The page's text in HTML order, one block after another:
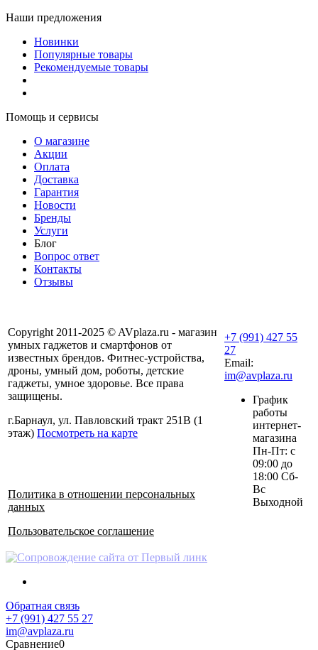
Наши предложения
Новинки
Популярные товары
Рекомендуемые товары
Помощь и сервисы
О магазине
Акции
Оплата
Доставка
Гарантия
Новости
Бренды
Услуги
Блог
Вопрос ответ
Контакты
Отзывы
Copyright 2011-2025 © AVplaza.ru - магазин
умных гаджетов и смартфонов от
известных брендов. Фитнес-устройства,
дроны, умный дом, роботы, детские
гаджеты, умное здоровье. Все права
защищены.
г.Барнаул, ул. Павловский тракт 251В (1
этаж) Посмотреть на карте
Политика в отношении персональных
данных
Пользовательское соглашение
+7 (991) 427 55
27
Email:
im@avplaza.ru
График
работы
интернет-
магазина
Пн-Пт: с
09:00 до
18:00 Сб-
Вс
Выходной
Обратная связь
+7 (991) 427 55 27
im@avplaza.ru
Сравнение0